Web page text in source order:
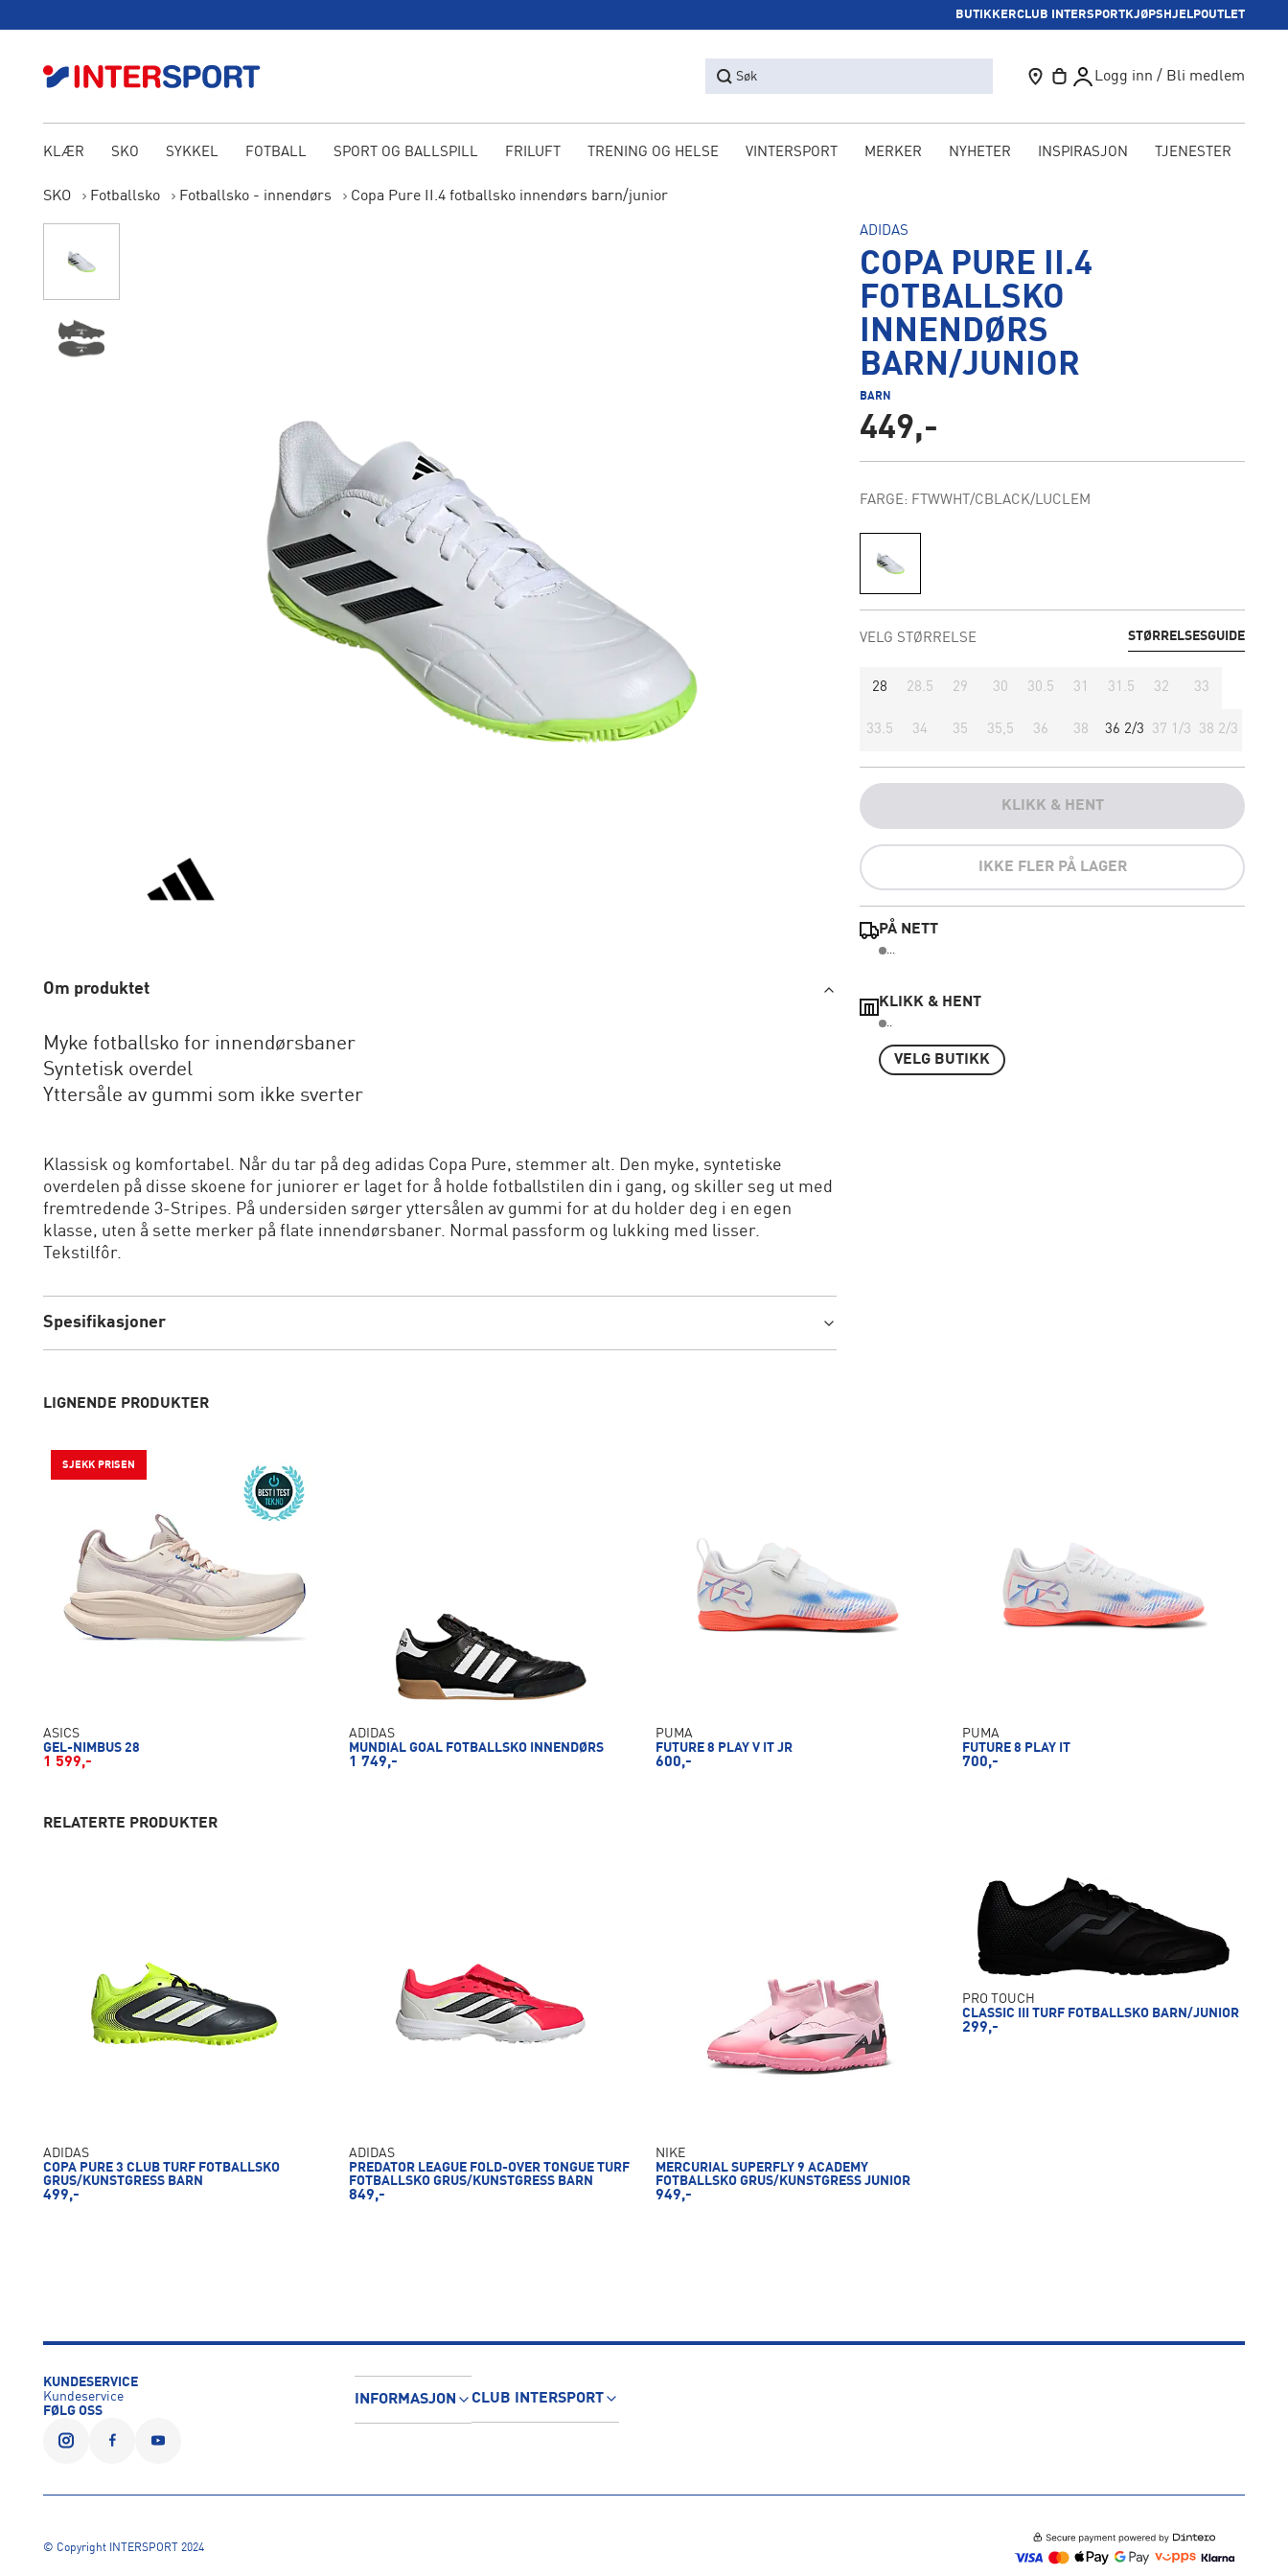
BUTIKKERCLUB INTERSPORTKJØPSHJELPOUTLET
Søk Logg inn / Bli medlem
KLÆR SKO SYKKEL FOTBALL SPORT OG BALLSPILL FRILUFT TRENING OG HELSE VINTERSPORT MERKER NYHETER INSPIRASJON TJENESTER
SKO Fotballsko Fotballsko - innendørs Copa Pure II.4 fotballsko innendørs barn/junior
Om produktet
Myke fotballsko for innendørsbaner
Syntetisk overdel
Yttersåle av gummi som ikke sverter
Klassisk og komfortabel. Når du tar på deg adidas Copa Pure, stemmer alt. Den myke, syntetiske
overdelen på disse skoene for juniorer er laget for å holde fotballstilen din i gang, og skiller seg ut med
fremtredende 3-Stripes. På undersiden sørger yttersålen av gummi for at du holder deg i en egen
klasse, uten å sette merker på flate innendørsbaner. Normal passform og lukking med lisser.
Tekstilfôr.
Spesifikasjoner
ADIDAS
COPA PURE II.4
FOTBALLSKO
INNENDØRS
BARN/JUNIOR
BARN
449,-
FARGE: FTWWHT/CBLACK/LUCLEM
VELG STØRRELSE STØRRELSESGUIDE
28 28.5 29 30 30.5 31 31.5 32 33
33.5 34 35 35,5 36 38 36 2/3 37 1/3 38 2/3
KLIKK & HENT
IKKE FLER PÅ LAGER
PÅ NETT
...
KLIKK & HENT
..
VELG BUTIKK
LIGNENDE PRODUKTER
SJEKK PRISEN
ASICS
GEL-NIMBUS 28
1 599,-
ADIDAS
MUNDIAL GOAL FOTBALLSKO INNENDØRS
1 749,-
PUMA
FUTURE 8 PLAY V IT JR
600,-
PUMA
FUTURE 8 PLAY IT
700,-
RELATERTE PRODUKTER
ADIDAS
COPA PURE 3 CLUB TURF FOTBALLSKO
GRUS/KUNSTGRESS BARN
499,-
ADIDAS
PREDATOR LEAGUE FOLD-OVER TONGUE TURF
FOTBALLSKO GRUS/KUNSTGRESS BARN
849,-
NIKE
MERCURIAL SUPERFLY 9 ACADEMY
FOTBALLSKO GRUS/KUNSTGRESS JUNIOR
949,-
PRO TOUCH
CLASSIC III TURF FOTBALLSKO BARN/JUNIOR
299,-
KUNDESERVICE
Kundeservice
FØLG OSS
INFORMASJON CLUB INTERSPORT
© Copyright INTERSPORT 2024